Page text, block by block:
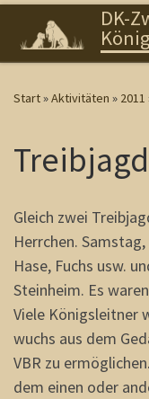
Zum Inhalt springen
DK-
Start»Aktivitäten » 2011
Gleich zwei
Herrchen.
Hase, Fuchs usw.
Steinheim. Es
Viele Königsleitner
wuchs aus dem
VBR zu
dem einen oder